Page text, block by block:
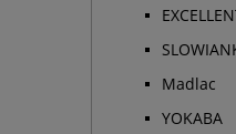
Madlac
YOKABA